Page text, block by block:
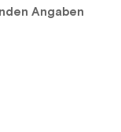
Angaben